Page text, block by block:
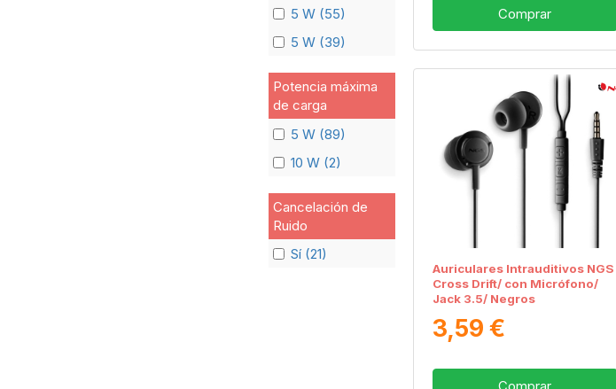
5 W (55)
5 W (39)
Potencia máxima
de carga
5 W (89)
10 W (2)
Cancelación de
Ruido
Sí (21)
Comprar
Auriculares Intrauditivos NGS
Cross Drift/ con Micrófono/
Jack 3.5/ Negros
3,59 €